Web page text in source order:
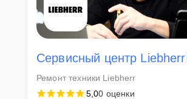
Сервисный центр Liebherr
Ремонт техники Liebherr
5,00 оценки